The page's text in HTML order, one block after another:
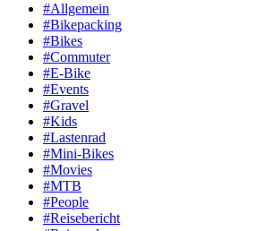
#Allgemein
#Bikepacking
#Bikes
#Commuter
#E-Bike
#Events
#Gravel
#Kids
#Lastenrad
#Mini-Bikes
#Movies
#MTB
#People
#Reisebericht